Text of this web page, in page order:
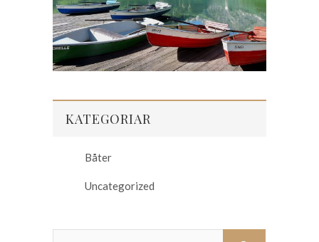
KATEGORIAR
Båter
Uncategorized